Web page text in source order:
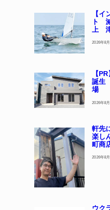
【
ト
上
2026年8
【
誕生
場
2026年8
軒先
楽し
町商
2026年8
ウク